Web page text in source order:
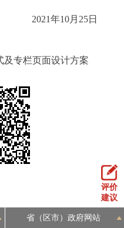
2021年10月25日
及专栏页面设计方案
评价
建议
省（区市）政府网站